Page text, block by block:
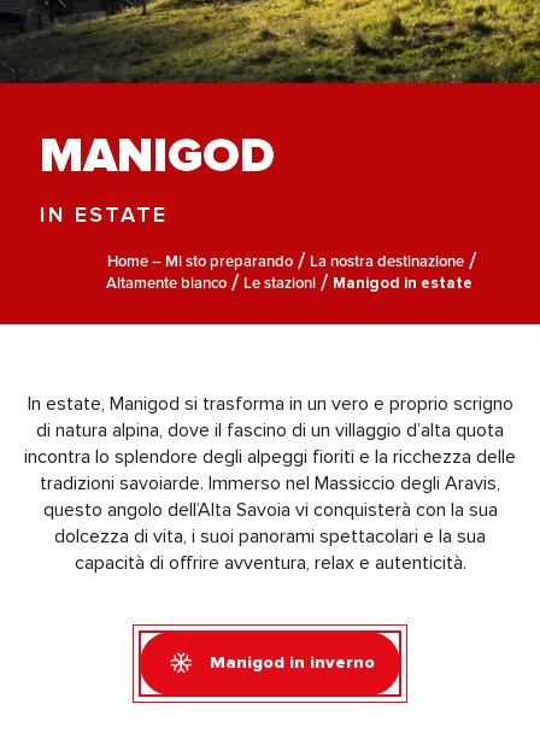
MANIGOD
IN ESTATE
Home – Mi sto preparando
La nostra destinazione
Altamente bianco
Le stazioni Manigod in estate
In estate, Manigod si trasforma in un vero e proprio scrigno
di natura alpina, dove il fascino di un villaggio d’alta quota
incontra lo splendore degli alpeggi fioriti e la ricchezza delle
tradizioni savoiarde. Immerso nel Massiccio degli Aravis,
questo angolo dell’Alta Savoia vi conquisterà con la sua
dolcezza di vita, i suoi panorami spettacolari e la sua
capacità di offrire avventura, relax e autenticità.
Manigod in inverno